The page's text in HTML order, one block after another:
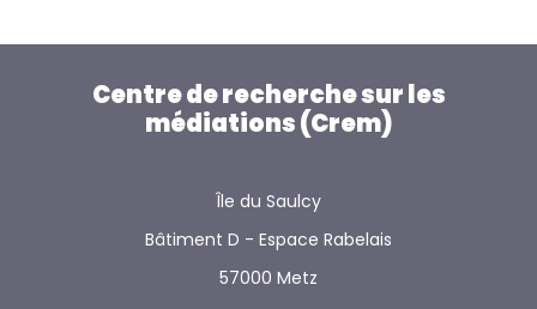
Centre de recherche sur les
médiations (Crem)
Île du Saulcy
Bâtiment D - Espace Rabelais
57000 Metz